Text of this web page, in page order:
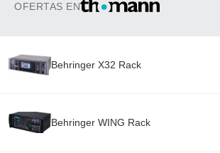
OFERTAS EN
Behringer X32 Rack
Behringer WING Rack